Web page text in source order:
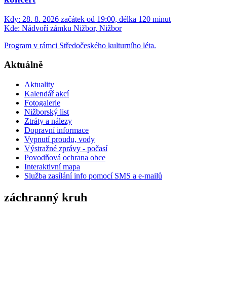
Kdy: 28. 8. 2026 začátek od 19:00, délka 120 minut
Kde: Nádvoří zámku Nižbor, Nižbor
Program v rámci Středočeského kulturního léta.
Aktuálně
Aktuality
Kalendář akcí
Fotogalerie
Nižborský list
Ztráty a nálezy
Dopravní informace
Vypnutí proudu, vody
Výstražné zprávy - počasí
Povodňová ochrana obce
Interaktivní mapa
Služba zasílání info pomocí SMS a e-mailů
záchranný kruh